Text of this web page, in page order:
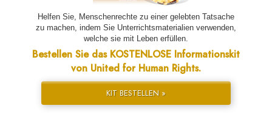
Helfen Sie, Menschenrechte zu einer gelebten Tatsache
zu machen, indem Sie Unterrichtsmaterialien verwenden,
welche sie mit Leben erfüllen.
Bestellen Sie das KOSTENLOSE Informationskit
von United for Human Rights.
KIT BESTELLEN »